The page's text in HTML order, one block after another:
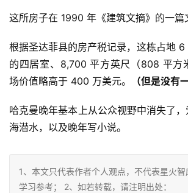
这所房子在 1990 年《建筑文摘》的一篇
根据圣达菲县的房产税记录，这栋占地 6
的四居室、8,700 平方英尺（808 平方
场价值略高于 400 万美元。
（但是没有
哈克曼晚年基本上从公众视野中消失了
海潜水，以及晚年写小说。
1、本文只代表作者个人观点，不代表星火
学习参考； 2、如若转载，请注明出处：